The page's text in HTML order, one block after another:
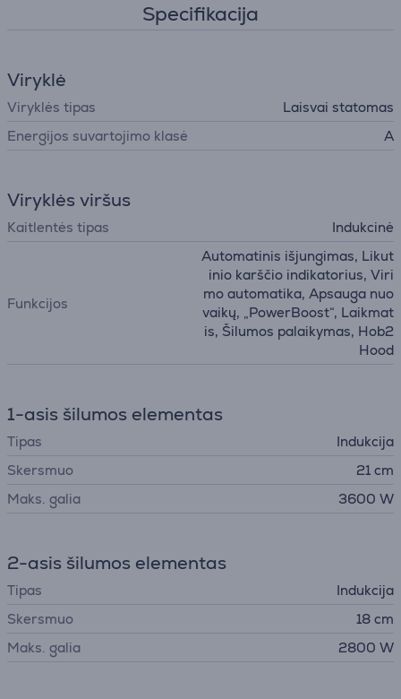
Specifikacija
Viryklė
Viryklės tipas
Laisvai statomas
Energijos suvartojimo klasė
A
Viryklės viršus
Kaitlentės tipas Indukcinė
Funkcijos
Automatinis išjungimas, Likut
inio karščio indikatorius, Viri
mo automatika, Apsauga nuo
vaikų, „PowerBoost“, Laikmat
is, Šilumos palaikymas, Hob2
Hood
1-asis šilumos elementas
Tipas
Indukcija
Skersmuo
21 cm
Maks. galia
3600 W
2-asis šilumos elementas
Tipas
Indukcija
Skersmuo
18 cm
Maks. galia
2800 W